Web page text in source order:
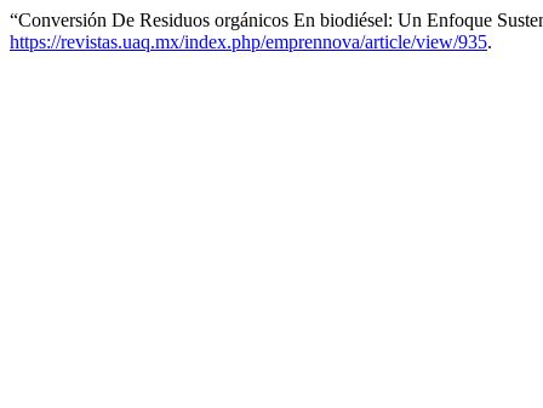
“Conversión De Residuos orgánicos En biodiésel: Un Enfoque
https://revistas.uaq.mx/index.php/emprennova/article/view/935.